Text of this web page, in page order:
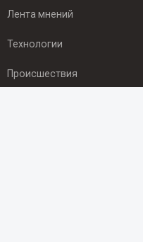
Лента мнений
Технологии
Происшествия